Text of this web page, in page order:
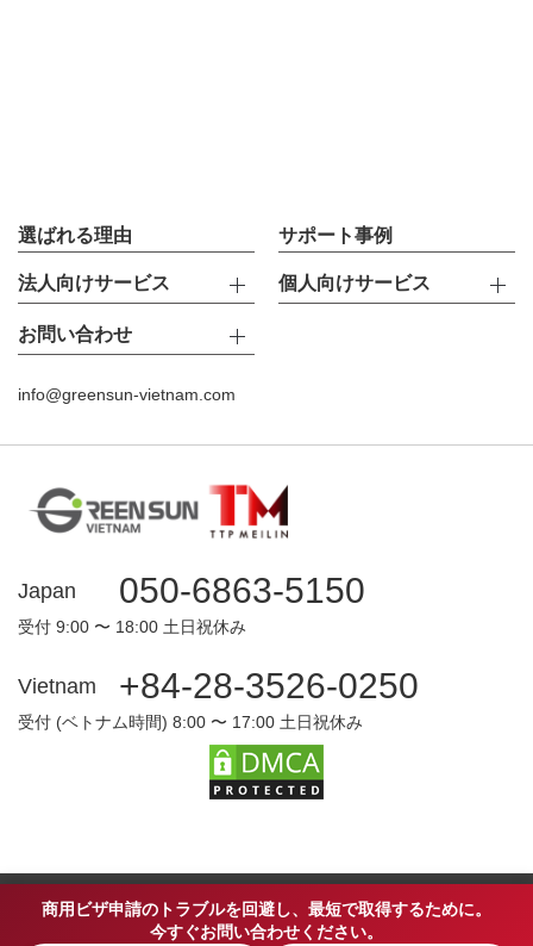
商用ビザ申請のトラブルを回避し、最短で取得するために。
今すぐお問い合わせください。
選ばれる理由 サポート事例
法人向けサービス 個人向けサービス
お問い合わせ
info@greensun-vietnam.com
Japan 050-6863-5150
受付 9:00 〜 18:00 土日祝休み
Vietnam +84-28-3526-0250
受付 (ベトナム時間) 8:00 〜 17:00 土日祝休み
Copyright © 2024 Green Sun Japan. All right reserved.